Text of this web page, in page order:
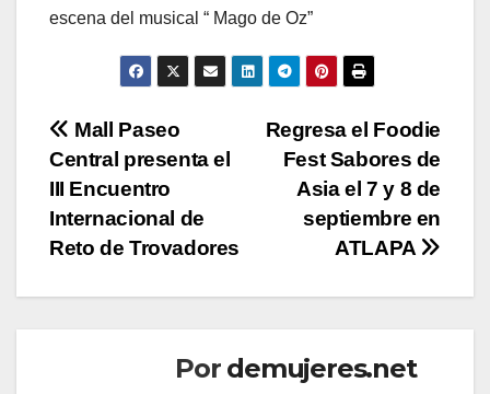
escena del musical “ Mago de Oz”
Navegación
de
entradas
Regresa el Foodie
Fest Sabores de
Asia el 7 y 8 de
septiembre en
ATLAPA
Mall Paseo
Central presenta el
III Encuentro
Internacional de
Reto de Trovadores
Por demujeres.net